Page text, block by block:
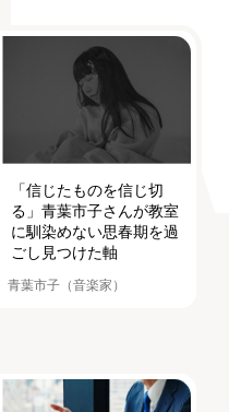
「信じたものを信じ切
る」青葉市子さんが教室
に馴染めない思春期を過
ごし見つけた軸
青葉市子（音楽家）